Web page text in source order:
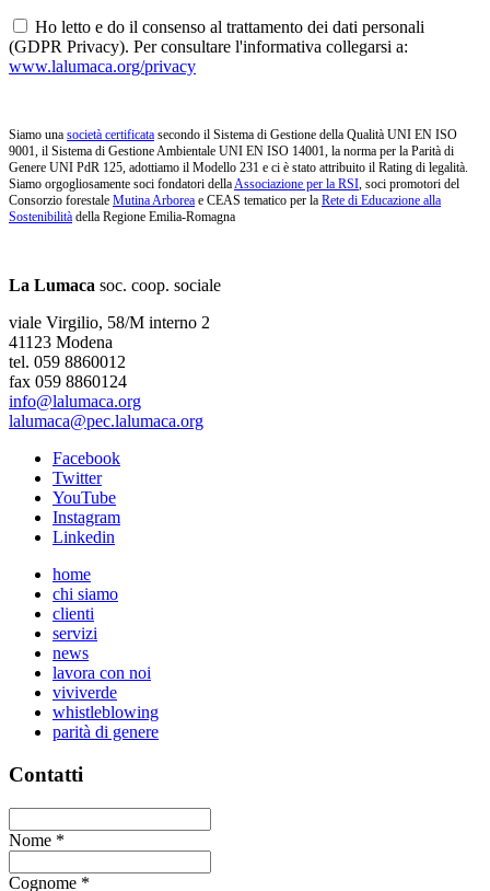
Ho letto e do il consenso al trattamento dei dati personali
(GDPR Privacy). Per consultare l'informativa collegarsi a:
www.lalumaca.org/privacy
Siamo una società certificata secondo il Sistema di Gestione della Qualità UNI EN ISO
9001, il Sistema di Gestione Ambientale UNI EN ISO 14001, la norma per la Parità di
Genere UNI PdR 125, adottiamo il Modello 231 e ci è stato attribuito il Rating di legalità.
Siamo orgogliosamente soci fondatori dellaAssociazione per la RSI, soci promotori del
Consorzio forestale Mutina Arborea e CEAS tematico per la Rete di Educazione alla
Sostenibilità della Regione Emilia-Romagna
La Lumaca soc. coop. sociale
viale Virgilio, 58/M interno 2
41123 Modena
tel. 059 8860012
fax 059 8860124
info@lalumaca.org
lalumaca@pec.lalumaca.org
Facebook
Twitter
YouTube
Instagram
Linkedin
home
chi siamo
clienti
servizi
news
lavora con noi
viviverde
whistleblowing
parità di genere
Contatti
Nome *
Cognome *